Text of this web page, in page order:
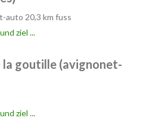
auto 20,3 km fuss
ziel ...
la goutille (avignonet-
ziel ...